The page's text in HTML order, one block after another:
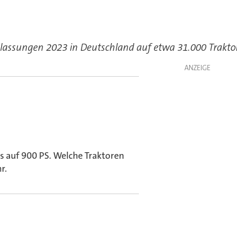
2023 in Deutschland auf etwa 31.000
ANZEIGE
900 PS. Welche Traktoren